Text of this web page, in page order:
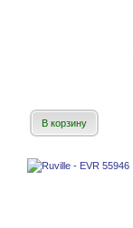
В корзину